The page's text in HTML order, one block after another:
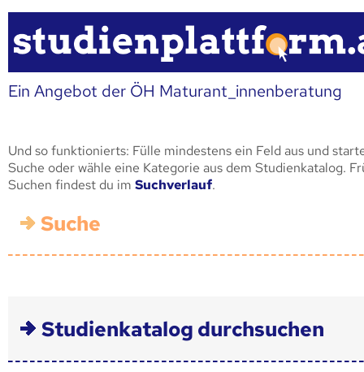
Ein Angebot der ÖH Maturant_innenberatung
Und so funktionierts: Fülle mindestens ein Feld aus und
Suche oder wähle eine Kategorie aus dem Studienkatalog.
Suchen findest du im Suchverlauf.
Suche
Studienkatalog durchsuchen